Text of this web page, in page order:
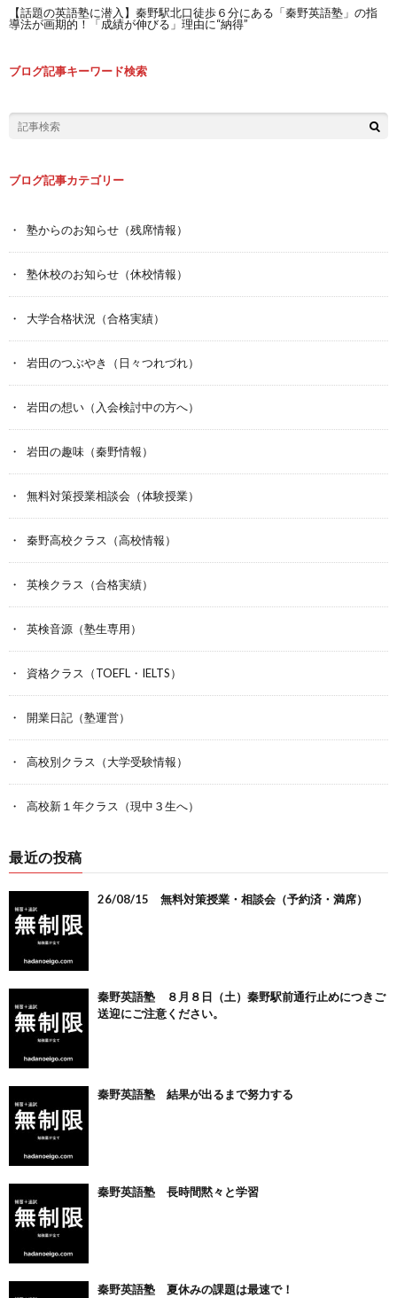
【話題の英語塾に潜入】秦野駅北口徒歩６分にある「秦野英語塾」の指
導法が画期的！「成績が伸びる」理由に“納得”
ブログ記事キーワード検索
ブログ記事カテゴリー
塾からのお知らせ（残席情報）
塾休校のお知らせ（休校情報）
大学合格状況（合格実績）
岩田のつぶやき（日々つれづれ）
岩田の想い（入会検討中の方へ）
岩田の趣味（秦野情報）
無料対策授業相談会（体験授業）
秦野高校クラス（高校情報）
英検クラス（合格実績）
英検音源（塾生専用）
資格クラス（TOEFL・IELTS）
開業日記（塾運営）
高校別クラス（大学受験情報）
高校新１年クラス（現中３生へ）
最近の投稿
26/08/15 無料対策授業・相談会（予約済・満席）
秦野英語塾 ８月８日（土）秦野駅前通行止めにつきご
送迎にご注意ください。
秦野英語塾 結果が出るまで努力する
秦野英語塾 長時間黙々と学習
秦野英語塾 夏休みの課題は最速で！